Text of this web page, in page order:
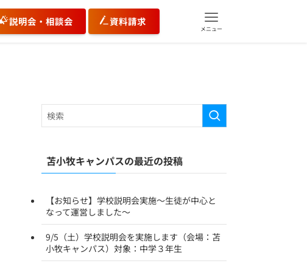
説明会・相談会 資料請求
メニュー
苫小牧キャンパスの最近の投稿
【お知らせ】学校説明会実施～生徒が中心と
なって運営しました～
9/5（土）学校説明会を実施します（会場：苫
小牧キャンパス）対象：中学３年生